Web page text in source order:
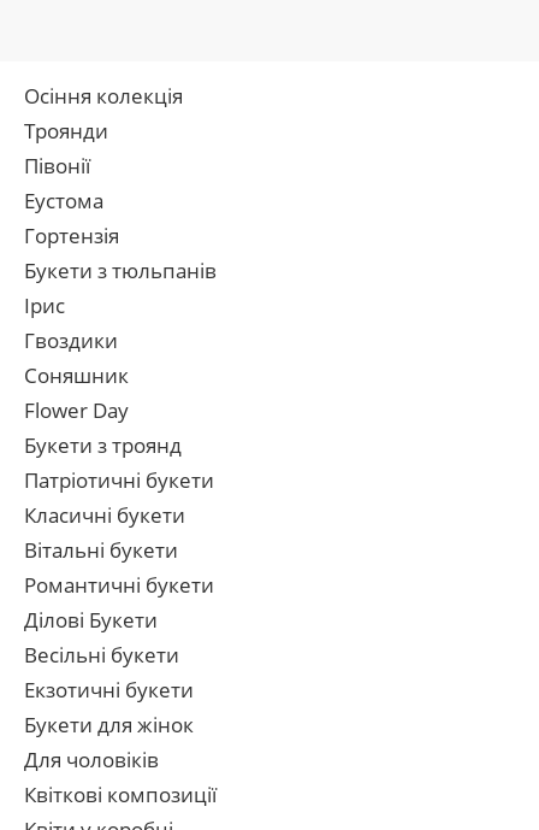
Осіння колекція
Троянди
Півонії
Еустома
Гортензія
Букети з тюльпанів
Ірис
Гвоздики
Соняшник
Flower Day
Букети з троянд
Патріотичні букети
Класичні букети
Вітальні букети
Романтичні букети
Ділові Букети
Весільні букети
Екзотичні букети
Букети для жінок
Для чоловіків
Квіткові композиції